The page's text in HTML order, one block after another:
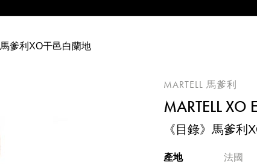
馬爹利XO干邑白蘭地
MARTELL 馬爹利
MARTELL XO
《目錄》馬爹利
產地
法國